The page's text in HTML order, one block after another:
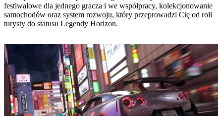
festiwalowe dla jednego gracza i we współpracy, kolekcjonowanie
samochodów oraz system rozwoju, który przeprowadzi Cię od roli
turysty do statusu Legendy Horizon.